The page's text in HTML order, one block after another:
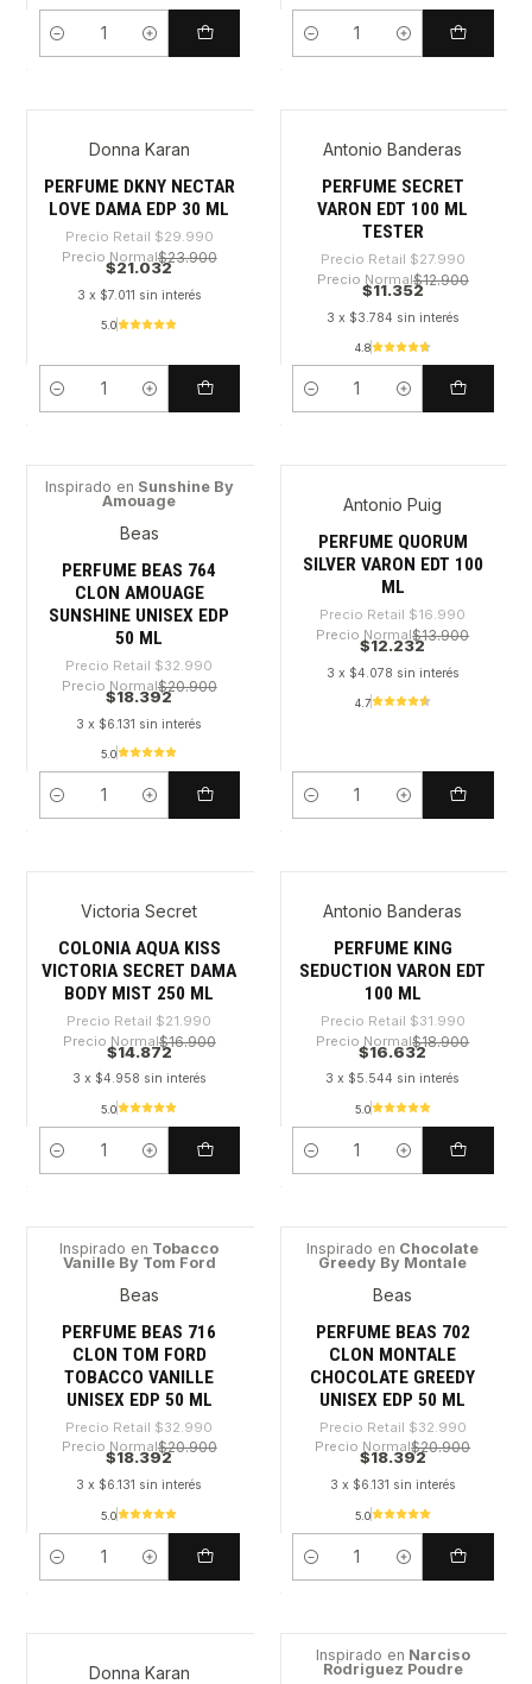
Cantidad Cantidad
-29%Donna Karan
PERFUME DKNY NECTAR
LOVE DAMA EDP 30 ML
Precio Retail $29.990
Precio Normal$23.900
$21.032
3 x $7.011 sin interés
5.0
Cantidad
-59%
Antonio Banderas
PERFUME SECRET
VARON EDT 100 ML
TESTER
Precio Retail $27.990
Precio Normal$12.900
$11.352
3 x $3.784 sin interés
4.8
Cantidad
Inspirado en Sunshine By
Amouage
Beas
PERFUME BEAS 764
CLON AMOUAGE
SUNSHINE UNISEX EDP
50 ML
Precio Retail $32.990
Precio Normal$20.900
$18.392
3 x $6.131 sin interés
5.0
Cantidad
-28%Antonio Puig
PERFUME QUORUM
SILVER VARON EDT 100
ML
Precio Retail $16.990
Precio Normal$13.900
$12.232
3 x $4.078 sin interés
4.7
Cantidad
-32%Victoria Secret
COLONIA AQUA KISS
VICTORIA SECRET DAMA
BODY MIST 250 ML
Precio Retail $21.990
Precio Normal$16.900
$14.872
3 x $4.958 sin interés
5.0
Cantidad
-48%
Antonio Banderas
PERFUME KING
SEDUCTION VARON EDT
100 ML
Precio Retail $31.990
Precio Normal$18.900
$16.632
3 x $5.544 sin interés
5.0
Cantidad
-44%
Inspirado en Tobacco
Vanille By Tom Ford
Beas
PERFUME BEAS 716
CLON TOM FORD
TOBACCO VANILLE
UNISEX EDP 50 ML
Precio Retail $32.990
Precio Normal$20.900
$18.392
3 x $6.131 sin interés
5.0
Cantidad
-44%
Inspirado en Chocolate
Greedy By Montale
Beas
PERFUME BEAS 702
CLON MONTALE
CHOCOLATE GREEDY
UNISEX EDP 50 ML
Precio Retail $32.990
Precio Normal$20.900
$18.392
3 x $6.131 sin interés
5.0
Cantidad
-48%Donna Karan -65%
Inspirado en Narciso
Rodriguez Poudre